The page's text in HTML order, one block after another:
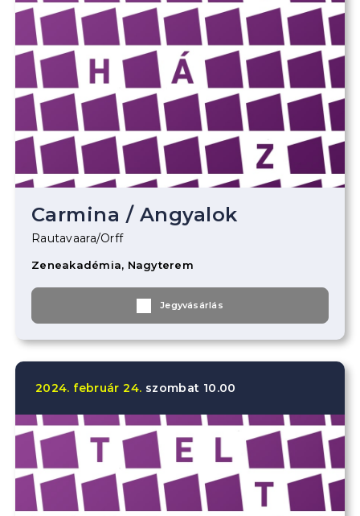
Carmina /Angyalok
Rautavaara/Orff
Zeneakadémia, Nagyterem
Jegyvásárlás
2024. február 24. szombat 10.00